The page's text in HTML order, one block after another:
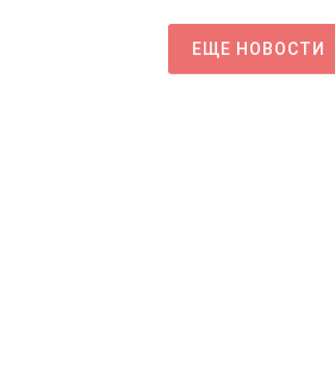
ЕЩЕ НОВОСТИ